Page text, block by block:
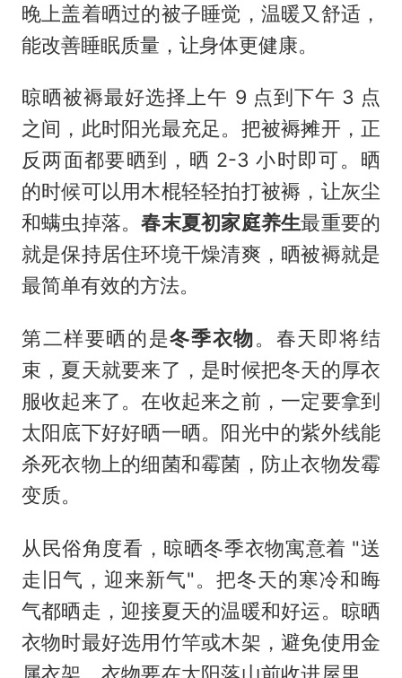
晚上盖着晒过的被子睡觉，温暖又舒适，
能改善睡眠质量，让身体更健康。
晾晒被褥最好选择上午 9 点到下午 3 点
之间，此时阳光最充足。把被褥摊开，正
反两面都要晒到，晒 2-3 小时即可。晒
的时候可以用木棍轻轻拍打被褥，让灰尘
和螨虫掉落。春末夏初家庭养生最重要的
就是保持居住环境干燥清爽，晒被褥就是
最简单有效的方法。
第二样要晒的是冬季衣物。春天即将结
束，夏天就要来了，是时候把冬天的厚衣
服收起来了。在收起来之前，一定要拿到
太阳底下好好晒一晒。阳光中的紫外线能
杀死衣物上的细菌和霉菌，防止衣物发霉
变质。
从民俗角度看，晾晒冬季衣物寓意着 "送
走旧气，迎来新气"。把冬天的寒冷和晦
气都晒走，迎接夏天的温暖和好运。晾晒
衣物时最好选用竹竿或木架，避免使用金